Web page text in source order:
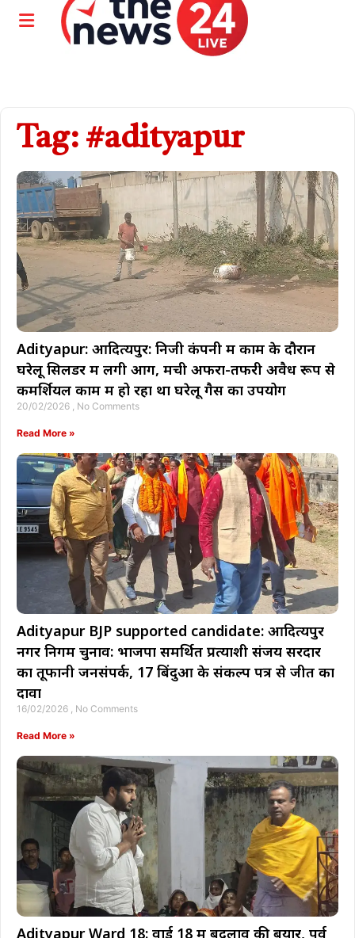
Tag: #adityapur
Adityapur: आदित्यपुर: निजी कंपनी में काम के दौरान
घरेलू सिलेंडर में लगी आग, मची अफरा-तफरी अवैध रूप से
कमर्शियल काम में हो रहा था घरेलू गैस का उपयोग
20/02/2026 No Comments
Read More »
Adityapur BJP supported candidate: आदित्यपुर
नगर निगम चुनाव: भाजपा समर्थित प्रत्याशी संजय सरदार
का तूफानी जनसंपर्क, 17 बिंदुओं के संकल्प पत्र से जीत का
दावा
16/02/2026 No Comments
Read More »
Adityapur Ward 18: वार्ड 18 में बदलाव की बयार, पूर्व